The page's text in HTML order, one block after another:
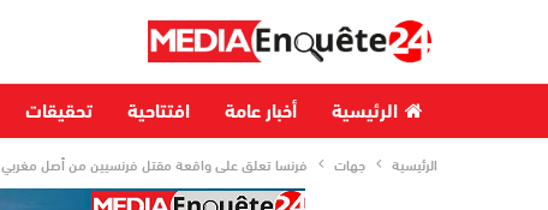
الرئيسية أخبار عامة افتتاحية تحقيقات
الرئيسية جهات فرنسا تعلق على واقعة مقتل فرنسيين من أصل مغربي